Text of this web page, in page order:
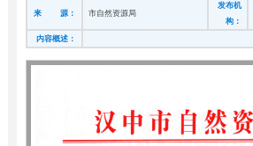
来 源： 市自然资源局
发布机
构：
内容概述：